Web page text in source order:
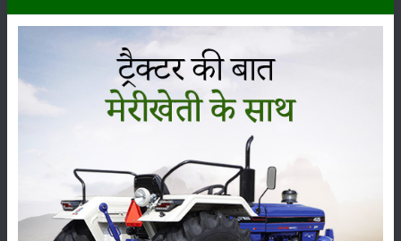
बार-बार ईंधन भरवाए खेती के कार्य किए जा सकते हैं। यह विशेषता उन किसानों के लिए
काफी उपयोगी है जो लंबे समय तक खेतों में लगातार कार्य करते हैं।
सोनालीका GT 26 के साथ मिलने वाले फीचर्स
सोनालीका GT 26 के साथ कंपनी कई उपयोगी एक्सेसरीज भी प्रदान करती है, जिनमें
टूल किट, टॉप लिंक, कैनोपी, हुक, बम्पर और ड्रॉबार शामिल हैं। ये सभी उपकरण
ट्रैक्टर की उपयोगिता बढ़ाते हैं और विभिन्न कृषि कार्यों को अधिक सुविधाजनक बनाते
सोनालीका GT 26 वारंटी
कंपनी इस ट्रैक्टर पर 2 वर्ष या 2000 घंटे (जो पहले पूरा हो) की वारंटी प्रदान करती